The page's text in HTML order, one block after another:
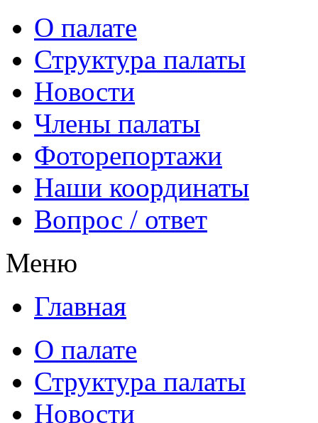
О палате
Структура палаты
Новости
Члены палаты
Фоторепортажи
Наши координаты
Вопрос / ответ
Меню
Главная
О палате
Структура палаты
Новости